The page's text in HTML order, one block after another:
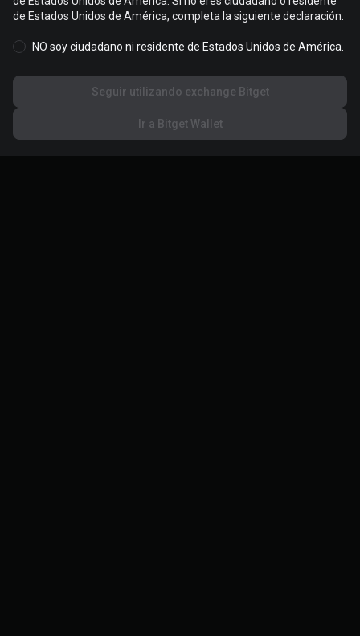
de cookies y consultar laPolítica de cookies
Aceptar todas las cookies
Rechazar todo
Configuración de cookies
de Estados Unidos de América, completa la siguiente declaración.
NO soy ciudadano ni residente de Estados Unidos de América.
Seguir utilizando exchange Bitget
Ir a Bitget Wallet